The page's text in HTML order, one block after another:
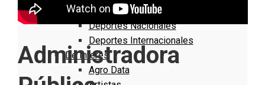
Deportes Locales
Deportes Nacionales
Deportes Internacionales
De Interés
Agro Data
Administradora